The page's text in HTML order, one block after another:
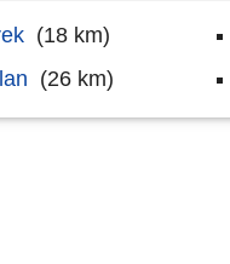
(18 km)
(26 km)